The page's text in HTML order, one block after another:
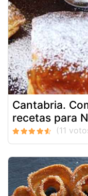
Cantabria.
recetas para